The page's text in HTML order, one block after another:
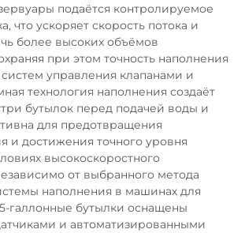
подаётся контролируемое
что ускоряет скорость потока и
более высоких объёмов
при этом точность наполнения
управления клапанами и
технология наполнения создаёт
бутылок перед подачей воды и
для предотвращения
и достижения точного уровня
высокоскоростного
от выбранного метода
наполнения в машинах для
галлонные бутылки оснащены
и автоматизированными